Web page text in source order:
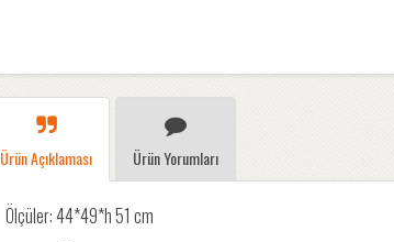
Ürün Açıklaması Ürün Yorumları
Ölçüler: 44*49*h 51 cm